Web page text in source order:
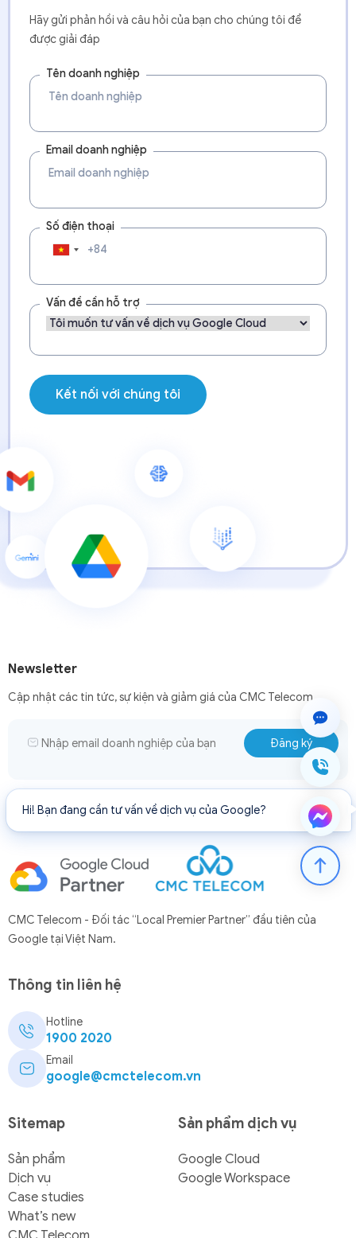
Hãy gửi phản hồi và câu hỏi của bạn cho chúng tôi để
được giải đáp
Tên doanh nghiệp
Email doanh nghiệp
Số điện thoại
Vấn đề cần hỗ trợ
Newsletter
Cập nhật các tin tức, sự kiện và giảm giá của CMC Telecom.
CMC Telecom - Đối tác “Local Premier Partner” đầu tiên của
Google tại Việt Nam.
Thông tin liên hệ
Hotline
1900 2020
Email
google@cmctelecom.vn
Sitemap
Sản phẩm
Dịch vụ
Case studies
What’s new
Sản phẩm dịch vụ
Google Cloud
Google Workspace
Hi! Bạn đang cần tư vấn về dịch vụ của Google?